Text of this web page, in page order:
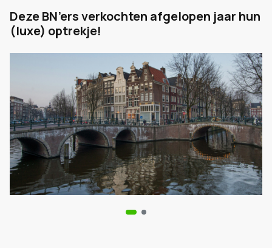
Deze BN’ers verkochten afgelopen jaar hun
(luxe) optrekje!